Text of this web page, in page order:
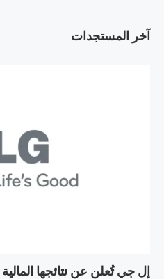
آخر المستجدات
إل جي تُعلن عن نتائجها المالية